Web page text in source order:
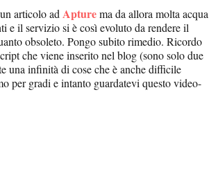
articolo adApturema da allora molta acqua
e il servizio si è così evoluto da rendere il
obsoleto. Pongo subito rimedio. Ricordo
che viene inserito nel blog (sono solo due
una infinità di cose che è anche difficile
per gradi e intanto guardatevi questo video-